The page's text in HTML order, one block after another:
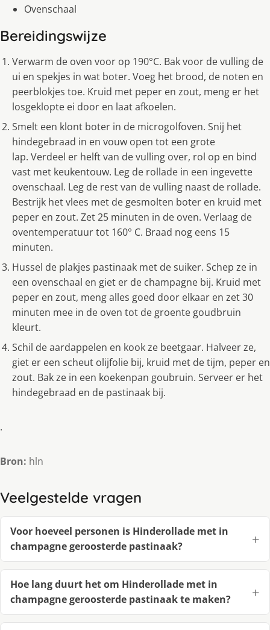
Ovenschaal
Bereidingswijze
Verwarm de oven voor op 190°C. Bak voor de vulling de
ui en spekjes in wat boter. Voeg het brood, de noten en
peerblokjes toe. Kruid met peper en zout, meng er het
losgeklopte ei door en laat afkoelen.
Smelt een klont boter in de microgolfoven. Snij het
hindegebraad in en vouw open tot een grote
lap. Verdeel er helft van de vulling over, rol op en bind
vast met keukentouw. Leg de rollade in een ingevette
ovenschaal. Leg de rest van de vulling naast de rollade.
Bestrijk het vlees met de gesmolten boter en kruid met
peper en zout. Zet 25 minuten in de oven. Verlaag de
oventemperatuur tot 160° C. Braad nog eens 15
minuten.
Hussel de plakjes pastinaak met de suiker. Schep ze in
een ovenschaal en giet er de champagne bij. Kruid met
peper en zout, meng alles goed door elkaar en zet 30
minuten mee in de oven tot de groente goudbruin
kleurt.
Schil de aardappelen en kook ze beetgaar. Halveer ze,
giet er een scheut olijfolie bij, kruid met de tijm, peper en
zout. Bak ze in een koekenpan goubruin. Serveer er het
hindegebraad en de pastinaak bij.
.
Bron: hln
Veelgestelde vragen
Voor hoeveel personen is Hinderollade met in
champagne geroosterde pastinaak?
Hoe lang duurt het om Hinderollade met in
champagne geroosterde pastinaak te maken?